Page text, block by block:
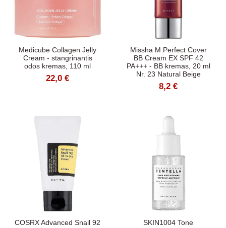
Medicube Collagen Jelly
Cream - stangrinantis
odos kremas, 110 ml
22,0 €
Missha M Perfect Cover
BB Cream EX SPF 42
PA+++ - BB kremas, 20 ml
Nr. 23 Natural Beige
8,2 €
COSRX Advanced Snail 92
SKIN1004 Tone